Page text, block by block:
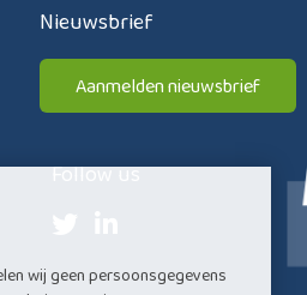
wij geen persoonsgegevens
Nieuwsbrief
Aanmelden nieuwsbrief
Follow us